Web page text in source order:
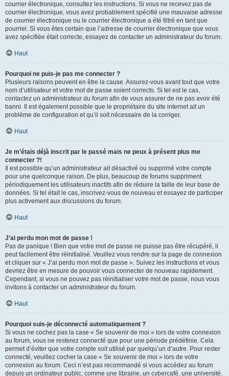
courrier électronique, consultez les instructions. Si vous ne recevez pas de
courrier électronique, vous avez probablement spécifié une mauvaise adresse
de courrier électronique ou le courrier électronique a été filtré en tant que
pourriel. Si vous êtes certain que l’adresse de courrier électronique que vous
avez spécifiée était correcte, essayez de contacter un administrateur du forum.
Haut
Pourquoi ne puis-je pas me connecter ?
Plusieurs raisons peuvent en être la cause. Assurez-vous avant tout que votre
nom d’utilisateur et votre mot de passe soient corrects. Si tel est le cas,
contactez un administrateur du forum afin de vous assurer de ne pas avoir été
banni. Il est également possible que le propriétaire du site internet ait un
problème de configuration et qu’il soit nécessaire de la corriger.
Haut
Je m’étais déjà inscrit par le passé mais ne peux à présent plus me
connecter ?!
Il est possible qu’un administrateur ait désactivé ou supprimé votre compte
pour une quelconque raison. De plus, beaucoup de forums suppriment
périodiquement les utilisateurs inactifs afin de réduire la taille de leur base de
données. Si tel était le cas, inscrivez-vous de nouveau et essayez de participer
plus activement aux discussions du forum.
Haut
J’ai perdu mon mot de passe !
Pas de panique ! Bien que votre mot de passe ne puisse pas être récupéré, il
peut facilement être réinitialisé. Veuillez vous rendre sur la page de connexion
et cliquer sur « J’ai perdu mon mot de passe ». Suivez les instructions et vous
devriez être en mesure de pouvoir vous connecter de nouveau rapidement.
Cependant, si vous ne pouvez pas réinitialiser votre mot de passe, nous vous
invitons à contacter un administrateur du forum.
Haut
Pourquoi suis-je déconnecté automatiquement ?
Si vous ne cochez pas la case « Se souvenir de moi » lors de votre connexion
au forum, vous ne resterez connecté que pour une période prédéfinie. Cela
permet d’éviter que votre compte soit utilisé par quelqu’un d’autre. Pour rester
connecté, veuillez cocher la case « Se souvenir de moi » lors de votre
connexion au forum. Ceci n’est pas recommandé si vous accédez au forum
depuis un ordinateur public, comme une librairie, un cybercafé, une université,